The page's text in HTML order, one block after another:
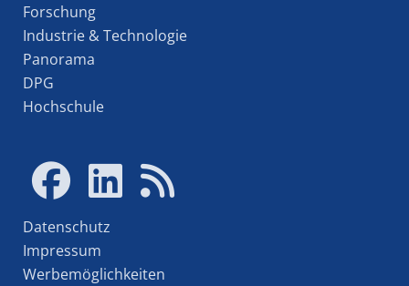
Forschung
Industrie & Technologie
Panorama
DPG
Hochschule
Datenschutz
Impressum
Werbemöglichkeiten